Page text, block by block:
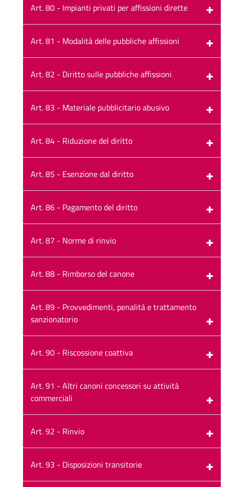
Art. 80 - Impianti privati per affissioni dirette
Art. 81 - Modalità delle pubbliche affissioni
Art. 82 - Diritto sulle pubbliche affissioni
Art. 83 - Materiale pubblicitario abusivo
Art. 84 - Riduzione del diritto
Art. 85 - Esenzione dal diritto
Art. 86 - Pagamento del diritto
Art. 87 - Norme di rinvio
Art. 88 - Rimborso del canone
Art. 89 - Provvedimenti, penalità e trattamento
sanzionatorio
Art. 90 - Riscossione coattiva
Art. 91 - Altri canoni concessori su attività
commerciali
Art. 92 - Rinvio
Art. 93 - Disposizioni transitorie